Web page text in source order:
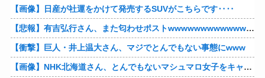
【画像】日産が社運をかけて発売するSUVがこちらです‥‥
【悲報】有吉弘行さん、また匂わせポストwwwwwwwwwwwwwwww
【衝撃】巨人・井上温大さん、マジでとんでもない事態にwww
【画像】NHK北海道さん、とんでもないマシュマロ女子をキャスターに起用してしまうwwwwwwww